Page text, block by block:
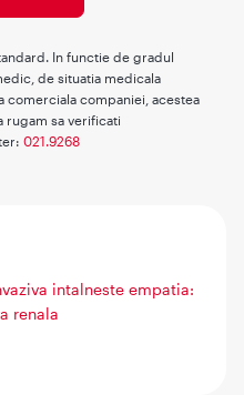
In functie de gradul
de situatia medicala
companiei, acestea
rugam sa verificati
021.9268
intalneste empatia:
renala